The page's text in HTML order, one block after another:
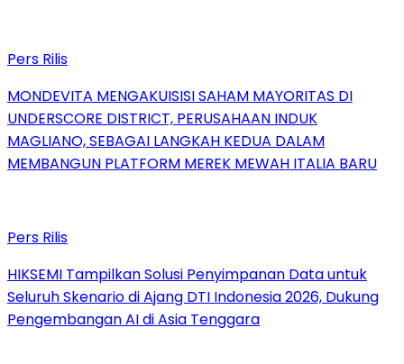
Pers Rilis
MONDEVITA MENGAKUISISI SAHAM MAYORITAS DI
UNDERSCORE DISTRICT, PERUSAHAAN INDUK
MAGLIANO, SEBAGAI LANGKAH KEDUA DALAM
MEMBANGUN PLATFORM MEREK MEWAH ITALIA BARU
Pers Rilis
HIKSEMI Tampilkan Solusi Penyimpanan Data untuk
Seluruh Skenario di Ajang DTI Indonesia 2026, Dukung
Pengembangan AI di Asia Tenggara